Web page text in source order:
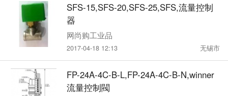
SFS-15,SFS-20,SFS-25,SFS,流量控制
器
网尚购工业品
2017-04-18 12:13 无锡市
FP-24A-4C-B-L,FP-24A-4C-B-N,winner
流量控制閥